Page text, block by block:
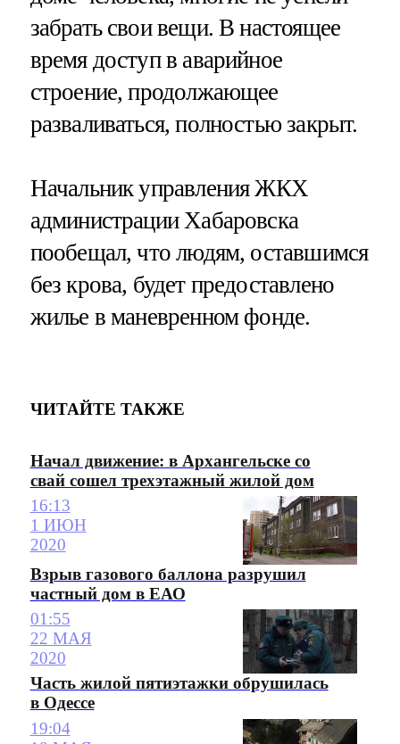
забрать свои вещи. В настоящее
время доступ в аварийное
строение, продолжающее
разваливаться, полностью закрыт.
Начальник управления ЖКХ
администрации Хабаровска
пообещал, что людям, оставшимся
без крова, будет предоставлено
жилье в маневренном фонде.
ЧИТАЙТЕ ТАКЖЕ
Начал движение: в Архангельске со
свай сошел трехэтажный жилой дом
16:13
1 ИЮН
2020
Взрыв газового баллона разрушил
частный дом в ЕАО
01:55
22 МАЯ
2020
Часть жилой пятиэтажки обрушилась
в Одессе
19:04